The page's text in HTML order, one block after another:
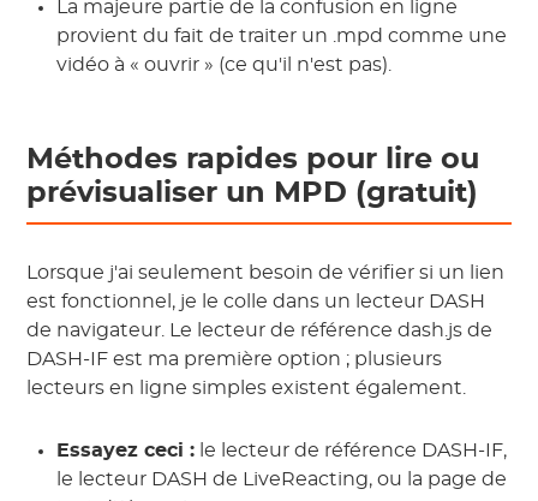
La majeure partie de la confusion en ligne
provient du fait de traiter un .mpd comme une
vidéo à « ouvrir » (ce qu'il n'est pas).
Méthodes rapides pour lire ou
prévisualiser un MPD (gratuit)
Lorsque j'ai seulement besoin de vérifier si un lien
est fonctionnel, je le colle dans un lecteur DASH
de navigateur. Le lecteur de référence dash.js de
DASH-IF est ma première option ; plusieurs
lecteurs en ligne simples existent également.
Essayez ceci : le lecteur de référence DASH-IF,
le lecteur DASH de LiveReacting, ou la page de